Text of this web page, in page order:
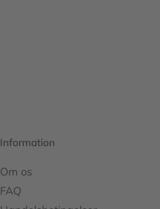
Information
Om os
FAQ